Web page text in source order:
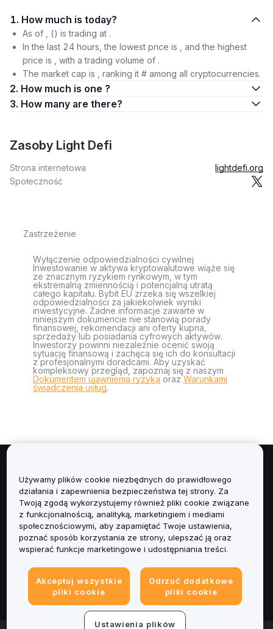
1. How much is today?
As of , () is trading at .
In the last 24 hours, the lowest price is , and the highest
price is , with a trading volume of .
The market cap is , ranking it # among all cryptocurrencies.
2. How much is one ?
3. How many are there?
Zasoby Light Defi
Strona internetowa
lightdefi.org
Społeczność
Zastrzeżenie
Wyłączenie odpowiedzialności cywilnej
Inwestowanie w aktywa kryptowalutowe wiąże się
ze znacznym ryzykiem rynkowym, w tym
ekstremalną zmiennością i potencjalną utratą
całego kapitału. Bybit EU zrzeka się wszelkiej
odpowiedzialności za jakiekolwiek wyniki
inwestycyjne. Żadne informacje zawarte w
niniejszym dokumencie nie stanowią porady
finansowej, rekomendacji ani oferty kupna,
sprzedaży lub posiadania cyfrowych aktywów.
Inwestorzy powinni niezależnie ocenić swoją
sytuację finansową i zachęca się ich do konsultacji
z profesjonalnymi doradcami. Aby uzyskać
kompleksowy przegląd, zapoznaj się z naszym
Dokumentem ujawnienia ryzyka orazWarunkami
świadczenia usług.
Informacje
Usługi
Obsługa Klienta
Informacje prawne
Używamy plików cookie niezbędnych do prawidłowego
działania i zapewnienia bezpieczeństwa tej strony. Za
Twoją zgodą wykorzystujemy również pliki cookie związane
z funkcjonalnością, analityką, marketingiem i mediami
społecznościowymi, aby zapamiętać Twoje ustawienia,
poznać sposób korzystania ze strony, ulepszać ją oraz
wspierać funkcje marketingowe i udostępniania treści.
Akceptuj wszystkie
pliki cookie
Odrzuć dodatkowe
pliki cookie
Ustawienia plików